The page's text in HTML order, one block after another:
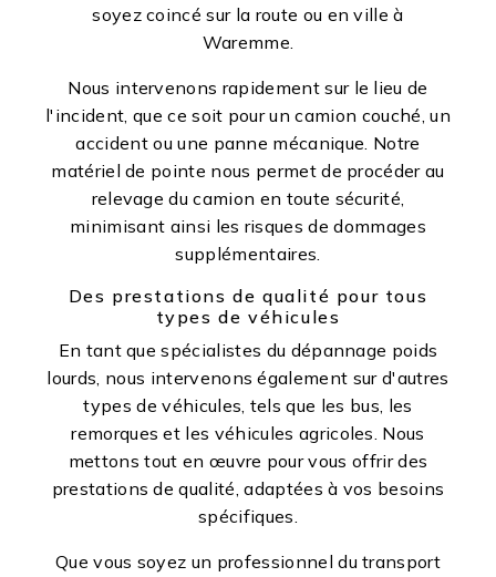
soyez coincé sur la route ou en ville à
Waremme.
Nous intervenons rapidement sur le lieu de
l'incident, que ce soit pour un camion couché, un
accident ou une panne mécanique. Notre
matériel de pointe nous permet de procéder au
relevage du camion en toute sécurité,
minimisant ainsi les risques de dommages
supplémentaires.
Des prestations de qualité pour tous
types de véhicules
En tant que spécialistes du dépannage poids
lourds, nous intervenons également sur d'autres
types de véhicules, tels que les bus, les
remorques et les véhicules agricoles. Nous
mettons tout en œuvre pour vous offrir des
prestations de qualité, adaptées à vos besoins
spécifiques.
Que vous soyez un professionnel du transport